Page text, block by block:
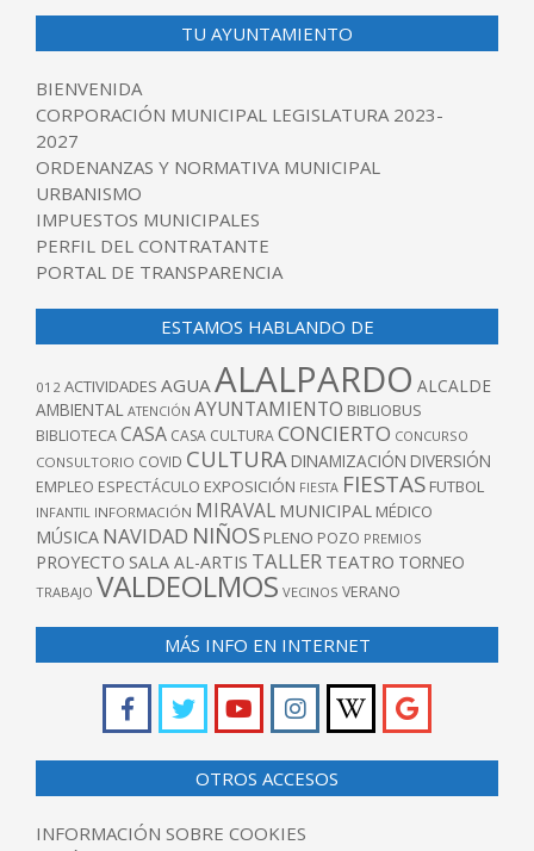
TU AYUNTAMIENTO
BIENVENIDA
CORPORACIÓN MUNICIPAL LEGISLATURA 2023-
2027
ORDENANZAS Y NORMATIVA MUNICIPAL
URBANISMO
IMPUESTOS MUNICIPALES
PERFIL DEL CONTRATANTE
PORTAL DE TRANSPARENCIA
ESTAMOS HABLANDO DE
012 ACTIVIDADES AGUAALALPARDO ALCALDE
AMBIENTAL ATENCIÓN AYUNTAMIENTO BIBLIOBUS
BIBLIOTECACASA CASA CULTURACONCIERTO CONCURSO
CONSULTORIO COVID CULTURA DINAMIZACIÓN DIVERSIÓN
EMPLEO ESPECTÁCULO EXPOSICIÓN FIESTA FIESTAS FUTBOL
INFANTIL INFORMACIÓN MIRAVAL MUNICIPAL MÉDICO
MÚSICA NAVIDAD NIÑOS PLENO POZO PREMIOS
PROYECTO SALA AL-ARTIS TALLER TEATRO TORNEO
TRABAJO VALDEOLMOS VECINOS VERANO
MÁS INFO EN INTERNET
OTROS ACCESOS
INFORMACIÓN SOBRE COOKIES